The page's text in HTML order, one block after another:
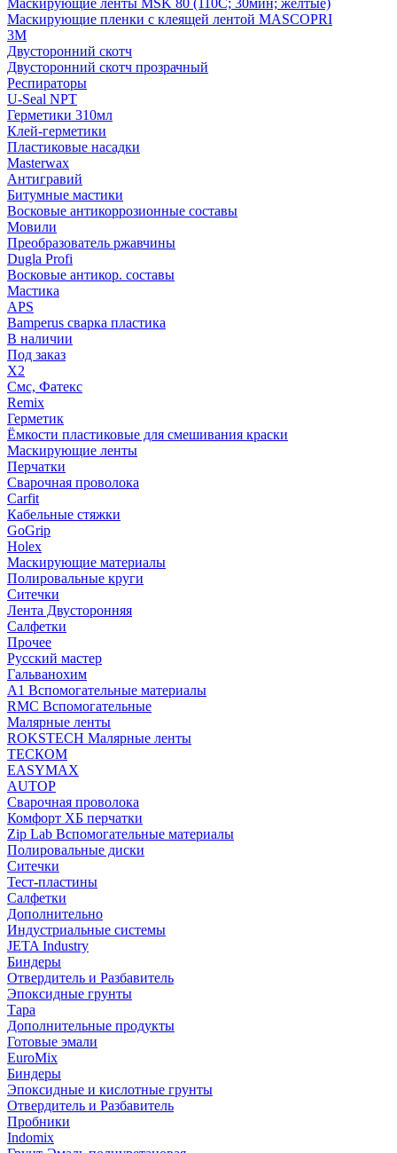
Маскирующие ленты MSK 80 (110С; 30мин; желтые)
Маскирующие пленки с клеящей лентой MASCOPRI
3M
Двусторонний скотч
Двусторонний скотч прозрачный
Респираторы
U-Seal NPT
Герметики 310мл
Клей-герметики
Пластиковые насадки
Masterwax
Антигравий
Битумные мастики
Восковые антикоррозионные составы
Мовили
Преобразователь ржавчины
Dugla Profi
Восковые антикор. составы
Мастика
APS
Bamperus сварка пластика
В наличии
Под заказ
X2
Смс, Фатекс
Remix
Герметик
Ёмкости пластиковые для смешивания краски
Маскирующие ленты
Перчатки
Сварочная проволока
Carfit
Кабельные стяжки
GoGrip
Holex
Маскирующие материалы
Полировальные круги
Ситечки
Лента Двусторонняя
Салфетки
Прочее
Русский мастер
Гальванохим
А1 Вспомогательные материалы
RMC Вспомогательные
Малярные ленты
ROKSTECH Малярные ленты
ТЕСКОМ
EASYMAX
AUTOP
Сварочная проволока
Комфорт ХБ перчатки
Zip Lab Вспомогательные материалы
Полировальные диски
Ситечки
Тест-пластины
Салфетки
Дополнительно
Индустриальные системы
JETA Industry
Биндеры
Отвердитель и Разбавитель
Эпоксидные грунты
Тара
Дополнительные продукты
Готовые эмали
EuroMix
Биндеры
Эпоксидные и кислотные грунты
Отвердитель и Разбавитель
Пробники
Indomix